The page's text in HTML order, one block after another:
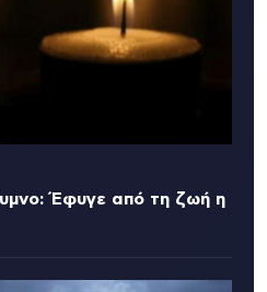
Έφυγε από τη ζωή η